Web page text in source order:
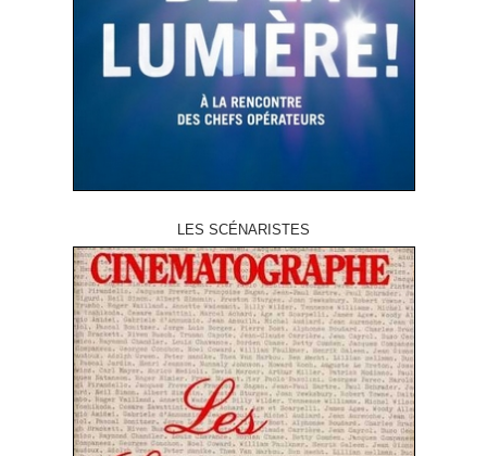
LES SCÉNARISTES